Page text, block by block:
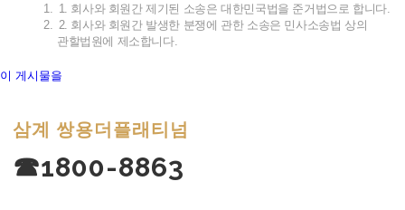
1.
1. 회사와 회원간 제기된 소송은 대한민국법을 준거법으로 합니다.
2.
2. 회사와 회원간 발생한 분쟁에 관한 소송은 민사소송법 상의
관할법원에 제소합니다.
이 게시물을
삼계 쌍용더플래티넘
☎1800-8863